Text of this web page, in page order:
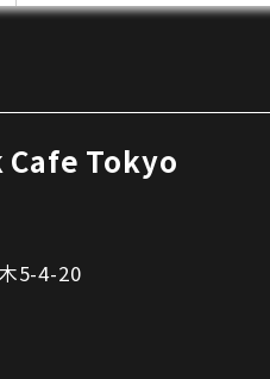
Cafe Tokyo
5-4-20